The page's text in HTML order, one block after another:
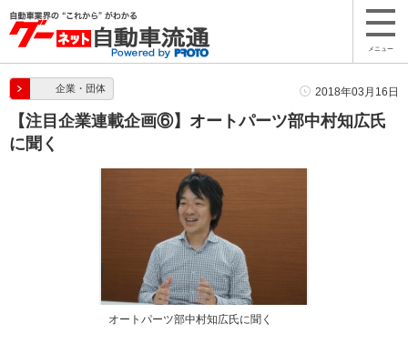
メニュー
企業・団体 2018年03月16日
【注目企業連載企画⑥】オートパーツ部中村知広氏
に聞く
オートパーツ部中村知広氏に聞く